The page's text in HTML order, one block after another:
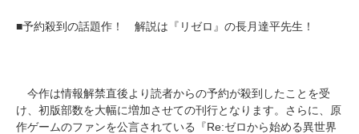
■予約殺到の話題作！ 解説は『リゼロ』の長月達平先生！
今作は情報解禁直後より読者からの予約が殺到したことを受
け、初版部数を大幅に増加させての刊行となります。さらに、原
作ゲームのファンを公言されている『Re:ゼロから始める異世界